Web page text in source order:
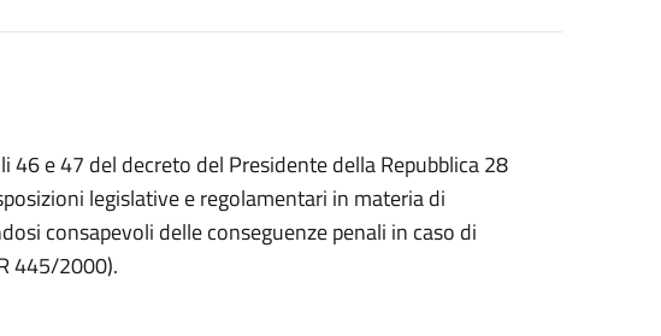
46 e 47 del decreto del Presidente della Repubblica 28
legislative e regolamentari in materia di
consapevoli delle conseguenze penali in caso di
445/2000).